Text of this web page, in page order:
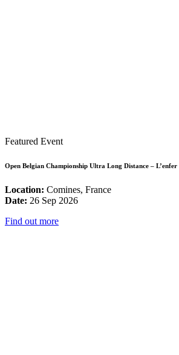
Featured Event
Open Belgian Championship Ultra Long Distance – L’enfer
Location: Comines, France
Date: 26 Sep 2026
Find out more